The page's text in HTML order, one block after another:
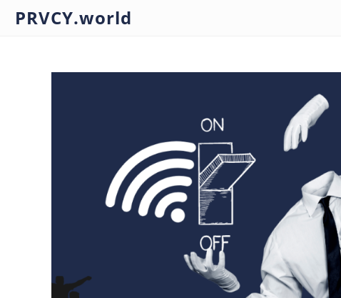
PRVCY.world